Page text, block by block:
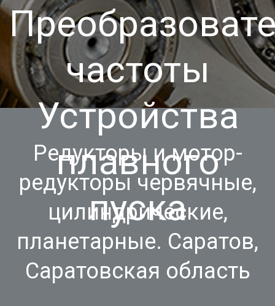
частоты
Устройства
плавного
пуска
Редукторы и мотор-
редукторы червячные,
цилиндрические,
планетарные. Саратов,
Саратовская область